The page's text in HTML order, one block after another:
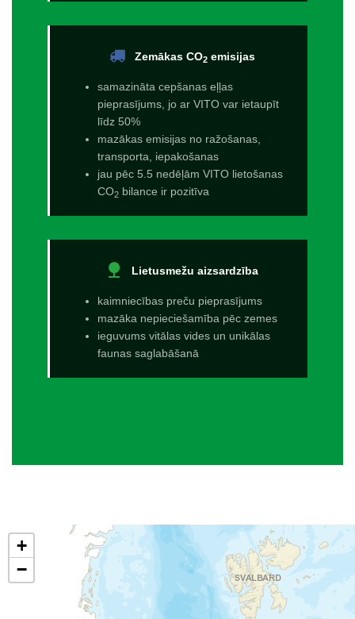
Zemākas CO2emisijas
samazināta cepšanas eļļas
pieprasījums, jo ar VITO var ietaupīt
līdz 50%
mazākas emisijas no ražošanas,
transporta, iepakošanas
jau pēc 5.5 nedēļām VITO lietošanas
CO2bilance ir pozitīva
nature Lietusmežu aizsardzība
kaimniecības preču pieprasījums
mazāka nepieciešamība pēc zemes
ieguvums vitālas vides un unikālas
faunas saglabāšanā
+
−